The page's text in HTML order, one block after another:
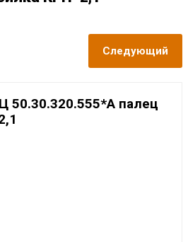
Следующий
50.30.320.555*А палец